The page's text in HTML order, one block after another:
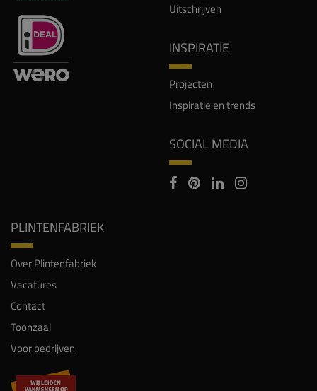
Uitschrijven
INSPIRATIE
Projecten
Inspiratie en trends
SOCIAL MEDIA
PLINTENFABRIEK
Over Plintenfabriek
Vacatures
Contact
Toonzaal
Voor bedrijven